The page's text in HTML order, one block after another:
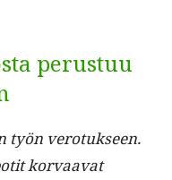
perustuu
työn vero­tuk­seen.
kor­vaa­vat